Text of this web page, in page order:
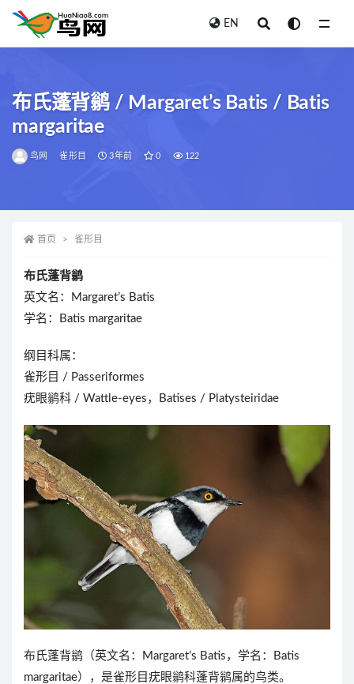
EN
布氏蓬背鹟 / Margaret’s Batis / Batis
margaritae
鸟网 雀形目 3年前 0 122
首页 雀形目
布氏蓬背鹟
英文名：Margaret’s Batis
学名：Batis margaritae
纲目科属：
雀形目 / Passeriformes
疣眼鹟科 / Wattle-eyes，Batises / Platysteiridae
布氏蓬背鹟（英文名：Margaret’s Batis，学名：Batis
margaritae），是雀形目疣眼鹟科蓬背鹟属的鸟类。